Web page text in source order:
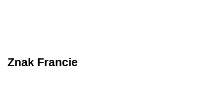
Znak Francie